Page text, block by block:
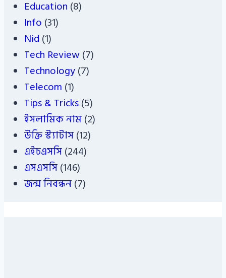
Education (8)
Info (31)
Nid (1)
Tech Review(7)
Technology(7)
Telecom (1)
Tips & Tricks(5)
ইসলামিক নাম(2)
উক্তি স্ট্যাটাস(12)
এইচএসসি(244)
এসএসসি(146)
জন্ম নিবন্ধন(7)